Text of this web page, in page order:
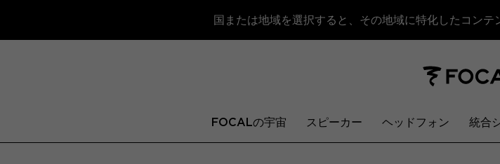
国または地域を選択すると、その地域に特化したコンテ
FOCALの宇宙 スピーカー ヘッドフォン 統合